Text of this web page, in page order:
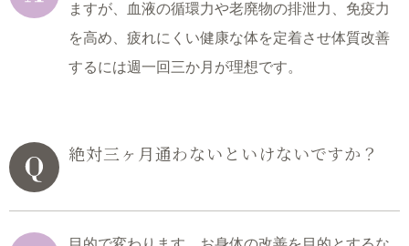
ますが、血液の循環力や老廃物の排泄力、免疫力
を高め、疲れにくい健康な体を定着させ体質改善
するには週一回三か月が理想です。
絶対三ヶ月通わないといけないですか？